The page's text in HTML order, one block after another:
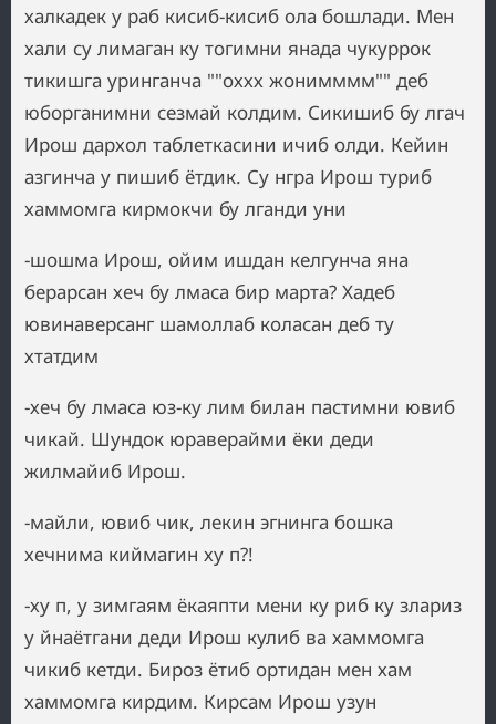
халкадек у раб кисиб-кисиб ола бошлади. Мен
хали су лимаган ку тогимни янада чукуррок
тикишга уринганча ""оххх жонимммм"" деб
юборганимни сезмай колдим. Сикишиб бу лгач
Ирош дархол таблеткасини ичиб олди. Кейин
азгинча у пишиб ётдик. Су нгра Ирош туриб
хаммомга кирмокчи бу лганди уни
-шошма Ирош, ойим ишдан келгунча яна
берарсан хеч бу лмаса бир марта? Хадеб
ювинаверсанг шамоллаб коласан деб ту
хтатдим
-хеч бу лмаса юз-ку лим билан пастимни ювиб
чикай. Шундок юраверайми ёки деди
жилмайиб Ирош.
-майли, ювиб чик, лекин эгнинга бошка
хечнима киймагин ху п?!
-ху п, у зимгаям ёкаяпти мени ку риб ку злариз
у йнаётгани деди Ирош кулиб ва хаммомга
чикиб кетди. Бироз ётиб ортидан мен хам
хаммомга кирдим. Кирсам Ирош узун